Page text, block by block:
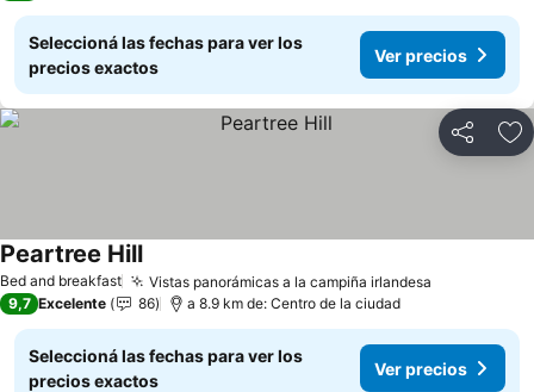
Seleccioná las fechas para ver los
precios exactos
Ver precios
Compartir
Bed and breakfast Vistas panorámicas a la campiña irlandesa
Peartree Hill
9,7 Excelente 86 a 8.9 km de: Centro de la ciudad
Seleccioná las fechas para ver los
precios exactos
Ver precios